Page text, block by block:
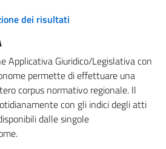
dei risultati
Applicativa Giuridico/Legislativa con
permette di effettuare una
corpus normativo regionale. Il
con gli indici degli atti
dalle singole